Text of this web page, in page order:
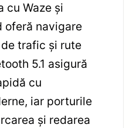
cu Waze și
oferă navigare
trafic și rute
5.1 asigură
cu
iar porturile
și redarea